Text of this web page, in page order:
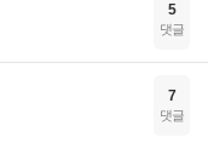
5
댓글
7
댓글